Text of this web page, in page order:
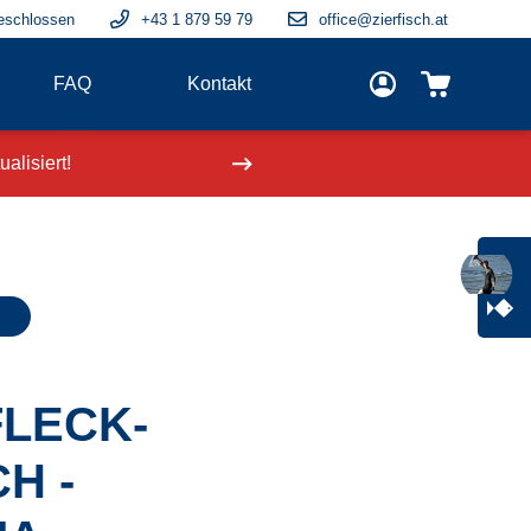
+43 1 879 59 79 office@zierfisch.at
FAQ Kontakt
-